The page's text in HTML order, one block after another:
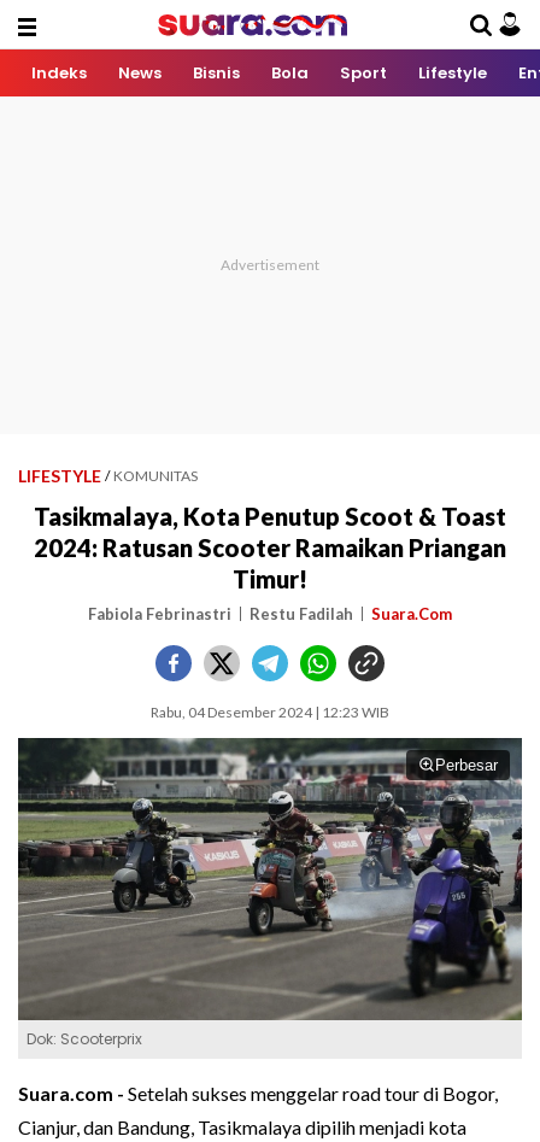
Indeks News Bisnis Bola Sport Lifestyle
LIFESTYLE / KOMUNITAS
Tasikmalaya, Kota Penutup Scoot & Toast
2024: Ratusan Scooter Ramaikan Priangan
Timur!
Fabiola Febrinastri Restu Fadilah Suara.Com
Rabu, 04 Desember 2024 | 12:23 WIB
Perbesar
Dok: Scooterprix
Suara.com - Setelah sukses menggelar road tour di Bogor,
Cianjur, dan Bandung, Tasikmalaya dipilih menjadi kota